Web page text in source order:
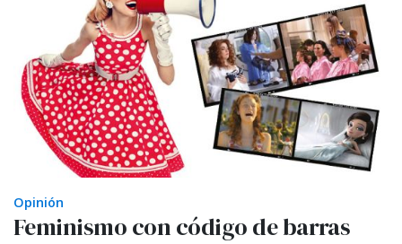
Opinión
Feminismo con código de barras